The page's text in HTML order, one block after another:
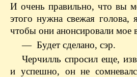
И очень правильно, что вы
этого нужна свежая голова,
чтобы они анонсировали мое
— Будет сделано, сэр.
Черчилль спросил еще,
и успешно, он не